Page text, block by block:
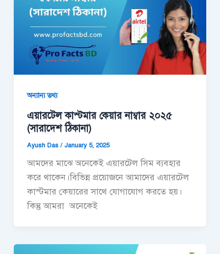
অন্যান্য তথ্য
এয়ারটেল কাস্টমার কেয়ার নাম্বার ২০২৫
(সারাদেশ ঠিকানা)
Ayush Das /January 5, 2025
আমদের মাঝে অনেকেই এয়ারটেল সিম ব্যবহার
করে থাকেন।বিভিন্ন প্রয়োজনে আমাদের এয়ারটেল
কাস্টমার কেয়ারের সাথে যোগাযোগ করতে হয়।
কিন্তু আমরা অনেকেই